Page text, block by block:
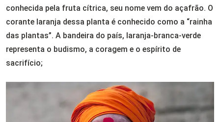
conhecida pela fruta cítrica, seu nome vem do açafrão. O
corante laranja dessa planta é conhecido como a “rainha
das plantas”. A bandeira do país, laranja-branca-verde
representa o budismo, a coragem e o espírito de
sacrifício;